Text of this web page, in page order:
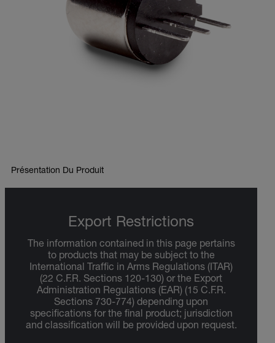
Présentation Du Produit
Export Restrictions
The information contained in this page pertains
to products that may be subject to the
International Traffic in Arms Regulations (ITAR)
(22 C.F.R. Sections 120-130) or the Export
Administration Regulations (EAR) (15 C.F.R.
Sections 730-774) depending upon
specifications for the final product; jurisdiction
and classification will be provided upon request.